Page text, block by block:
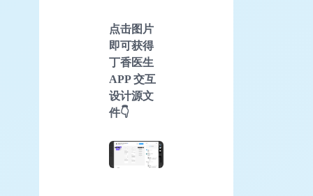
点击图片
即可获得
丁香医生
APP 交互
设计源文
件👇